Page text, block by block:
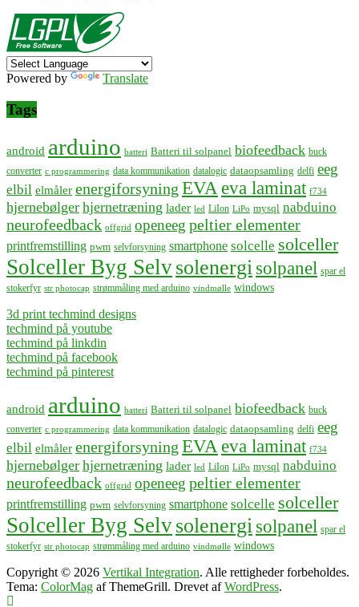
Powered by Translate
Tags
android arduino batteri Batteri til solpanel biofeedback buck
converter c programmering data kommunikation datalogic dataopsamling delfi eeg
elbil elmåler energiforsyning EVA eva laminat f734
hjernebølger hjernetræning lader led LiIon LiPo mysql nabduino
neurofeedback offgrid openeeg peltier elementer
printfremstilling pwm selvforsyning smartphone solcelle solceller
Solceller Byg Selvsolenergi solpanel spar el
stokerfyr str photocap strømmåling med arduino vindmølle windows
3d print techmind designs
techmind på youtube
techmind på linkdin
techmind på facebook
techmind på pinterest
android arduino batteri Batteri til solpanel biofeedback buck
converter c programmering data kommunikation datalogic dataopsamling delfi eeg
elbil elmåler energiforsyning EVA eva laminat f734
hjernebølger hjernetræning lader led LiIon LiPo mysql nabduino
neurofeedback offgrid openeeg peltier elementer
printfremstilling pwm selvforsyning smartphone solcelle solceller
Solceller Byg Selvsolenergi solpanel spar el
stokerfyr str photocap strømmåling med arduino vindmølle windows
Copyright © 2026 Vertikal Integration. Alle rettigheder forbeholdes.
Tema: ColorMag af ThemeGrill. Drevet afWordPress.